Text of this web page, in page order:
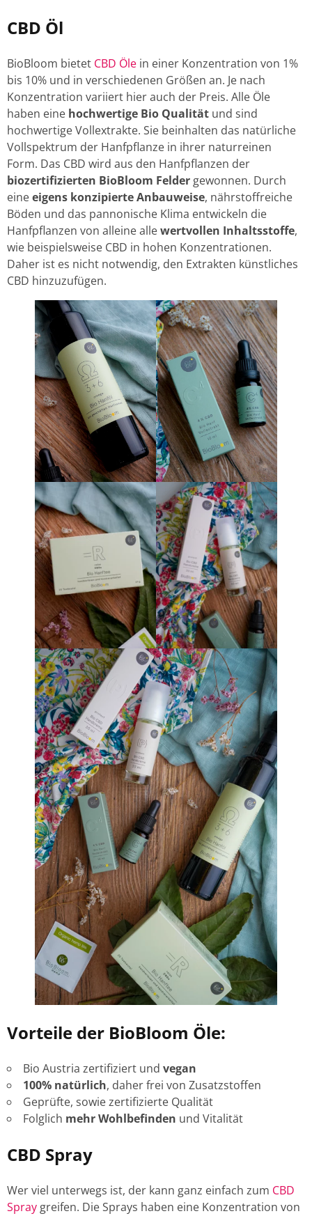
CBD Öl
BioBloom bietet CBD Öle in einer Konzentration von 1%
bis 10% und in verschiedenen Größen an. Je nach
Konzentration variiert hier auch der Preis. Alle Öle
haben eine hochwertige Bio Qualität und sind
hochwertige Vollextrakte. Sie beinhalten das natürliche
Vollspektrum der Hanfpflanze in ihrer naturreinen
Form. Das CBD wird aus den Hanfpflanzen der
biozertifizierten BioBloom Felder gewonnen. Durch
eineeigens konzipierte Anbauweise, nährstoffreiche
Böden und das pannonische Klima entwickeln die
Hanfpflanzen von alleine allewertvollen Inhaltsstoffe,
wie beispielsweise CBD in hohen Konzentrationen.
Daher ist es nicht notwendig, den Extrakten künstliches
CBD hinzuzufügen.
Vorteile der BioBloom Öle:
Bio Austria zertifiziert und vegan
100% natürlich, daher frei von Zusatzstoffen
Geprüfte, sowie zertifizierte Qualität
Folglich mehr Wohlbefinden und Vitalität
CBD Spray
Wer viel unterwegs ist, der kann ganz einfach zum CBD
Spray greifen. Die Sprays haben eine Konzentration von